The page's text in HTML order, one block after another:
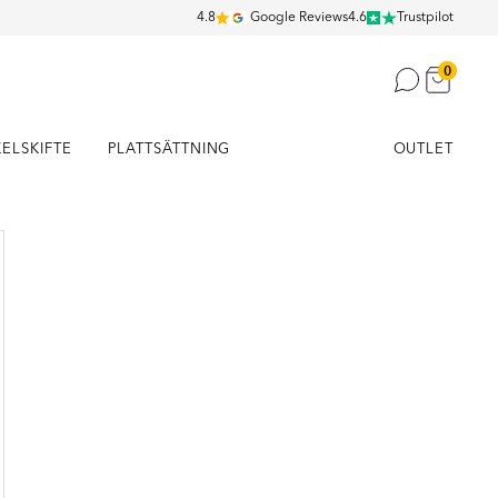
4.8 Google Reviews4.6 Trustpilot
0
PLATTSÄTTNING OUTLET